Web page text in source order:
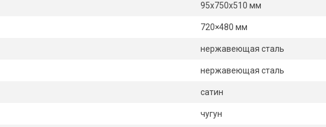
95х750х510 мм
720×480 мм
нержавеющая сталь
нержавеющая сталь
сатин
чугун